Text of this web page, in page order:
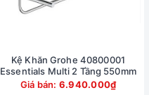
Kệ Khăn Grohe 40800001
Essentials Multi 2 Tầng 550mm
Giá bán: 6.940.000₫